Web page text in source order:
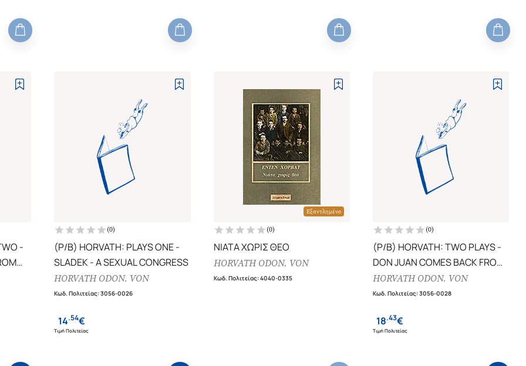
-
(0)
(P/B) HORVATH: PLAYS ONE -
SLADEK - A SEXUAL CONGRESS
HORVATH ODON. VON
Κωδ. Πολιτείας:3056-0026
14.54€
Τιμή Πολιτείας
Εξαντλημένο
(0)
ΝΙΑΤΑ ΧΩΡΙΣ ΘΕΟ
HORVATH ODON. VON
Κωδ. Πολιτείας:4040-0335
(0)
(P/B) HORVATH: TWO PLAYS -
DON JUAN COMES BACK FROM
THE WAR
HORVATH ODON. VON
Κωδ. Πολιτείας:3056-0028
18.43€
Τιμή Πολιτείας